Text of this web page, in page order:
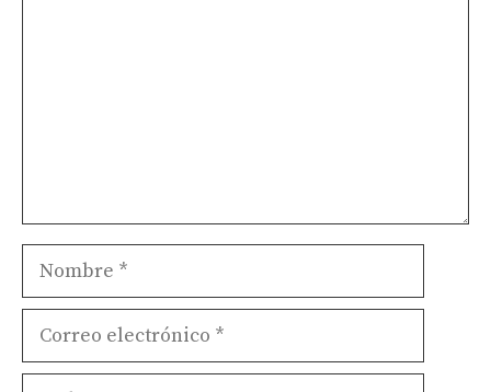
Nombre
Correo